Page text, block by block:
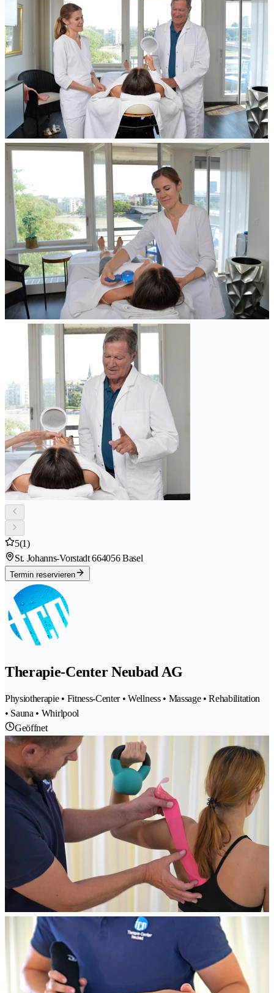
5(1)
St. Johanns-Vorstadt 664056 Basel
Termin reservieren
Therapie-Center Neubad AG
Physiotherapie • Fitness-Center • Wellness • Massage • Rehabilitation
• Sauna • Whirlpool
Geöffnet